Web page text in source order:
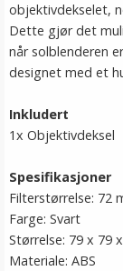
objektivdekselet,
Dette gjør det
når solblenderen
designet med et
Inkludert
1x Objektivdeksel
Spesifikasjoner
Filterstørrelse: 72
Farge: Svart
Størrelse: 79 x 79
Materiale: ABS